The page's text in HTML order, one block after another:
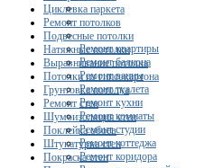
Ремонт квартиры
Ремонт балкона
Ремонт ванны
Ремонт туалета
Ремонт кухни
Ремонт комнаты
Ремонт студии
Ремонт коттеджа
Ремонт коридора
Циклевка паркета
Ремонт потолков
Подвесные потолки
Натяжные потолки
Выравнивание потолка
Потолки из гипсокартона
Грунтовка потолка
Ремонт стен
Шумоизоляция стен
Поклейка обоев
Штукатурка стен
Покраска стен